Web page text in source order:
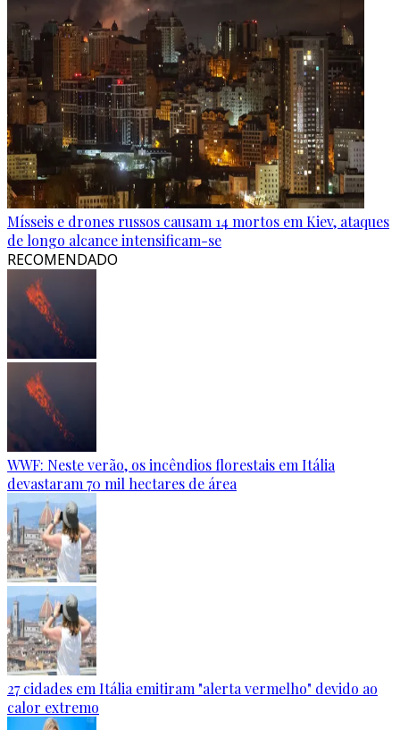
Mísseis e drones russos causam 14 mortos em Kiev, ataques
de longo alcance intensificam-se
RECOMENDADO
WWF: Neste verão, os incêndios florestais em Itália
devastaram 70 mil hectares de área
27 cidades em Itália emitiram "alerta vermelho" devido ao
calor extremo